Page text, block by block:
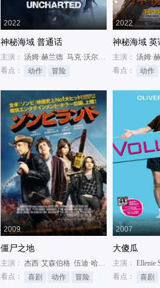
艾拉·菲舍尔
2022
神秘海域 普通话
主演： 汤姆·赫兰德 马克·沃尔伯格
安东尼奥·班
看点：
动作 冒险
2022
神秘海域 英
主演： 汤姆·
看点：
动作
阿兹·安萨里
2009
僵尸之地
主演： 杰西·艾森伯格 伍迪·哈里森
艾玛·斯通
看点：
喜剧 动作 冒险
2007
大傻瓜
主演： Ellenie
看点：
喜剧